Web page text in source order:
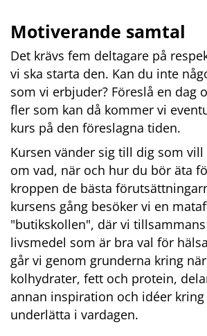
Motiverande samtal
Det krävs fem deltagare på
vi ska starta den. Kan du inte
som vi erbjuder? Föreslå en dag
fler som kan då kommer vi
kurs på den föreslagna tiden.
Kursen vänder sig till dig som
om vad, när och hur du bör äta
kroppen de bästa
kursens gång besöker vi en
"butikskollen", där vi
livsmedel som är bra val för
går vi genom grunderna kring
kolhydrater, fett och protein,
annan inspiration och idéer
underlätta i vardagen.